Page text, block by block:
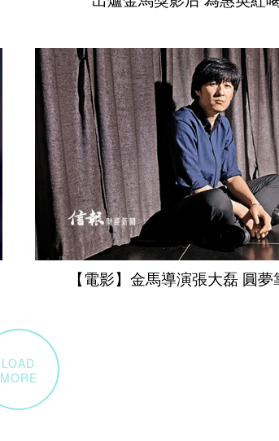
【電影】金馬導演張大磊 圓
LOAD
MORE